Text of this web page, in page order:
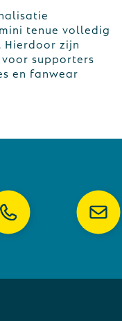
tenue volledig
Hierdoor zijn
supporters
en fanwear